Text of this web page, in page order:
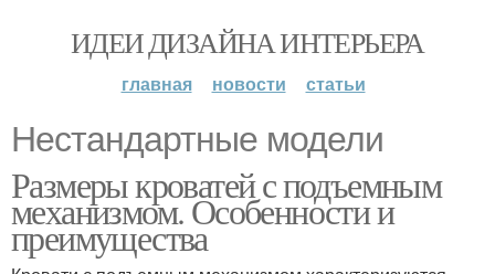
ИДЕИ ДИЗАЙНА ИНТЕРЬЕРА
главная новости статьи
Нестандартные модели
Размеры кроватей с подъемным
механизмом. Особенности и
преимущества